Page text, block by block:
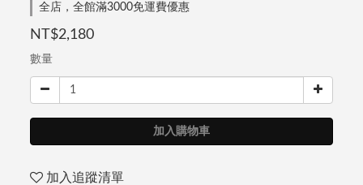
全店，全館滿3000免運費優惠
NT$2,180
數量
加入購物車
加入追蹤清單